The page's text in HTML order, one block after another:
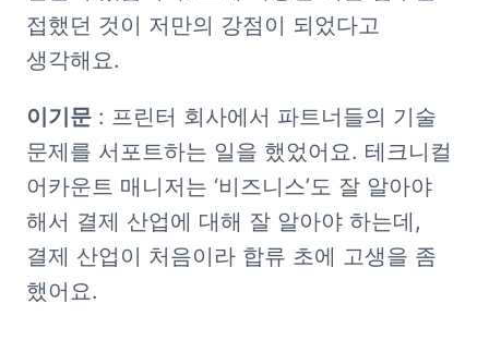
접했던 것이 저만의 강점이 되었다고
생각해요.
이기문 : 프린터 회사에서 파트너들의 기술
문제를 서포트하는 일을 했었어요. 테크니컬
어카운트 매니저는 ‘비즈니스’도 잘 알아야
해서 결제 산업에 대해 잘 알아야 하는데,
결제 산업이 처음이라 합류 초에 고생을 좀
했어요.